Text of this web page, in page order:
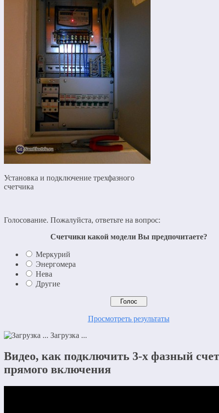
Установка и подключение трехфазного
счетчика
Голосование. Пожалуйста, ответьте на вопрос:
Счетчики какой модели Вы предпочитаете?
Меркурий
Энергомера
Нева
Другие
Просмотреть результаты
Загрузка ...
Видео, как подключить 3-х фазный
прямого включения